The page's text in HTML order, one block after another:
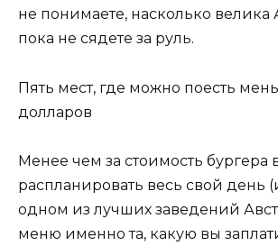
не понимаете, насколько велика
пока не сядете за руль.
Пять мест, где можно поесть
долларов
Менее чем за стоимость бургера
распланировать весь свой день
одном из лучших заведений
меню именно та, какую вы